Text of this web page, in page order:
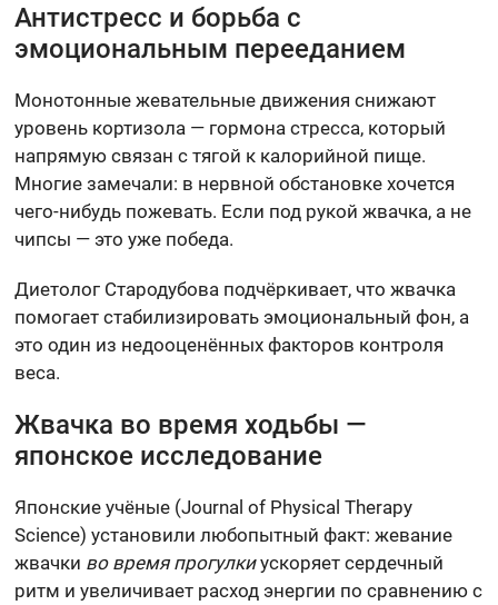
Антистресс и борьба с
эмоциональным перееданием
Монотонные жевательные движения снижают
уровень кортизола — гормона стресса, который
напрямую связан с тягой к калорийной пище.
Многие замечали: в нервной обстановке хочется
чего-нибудь пожевать. Если под рукой жвачка, а не
чипсы — это уже победа.
Диетолог Стародубова подчёркивает, что жвачка
помогает стабилизировать эмоциональный фон, а
это один из недооценённых факторов контроля
веса.
Жвачка во время ходьбы —
японское исследование
Японские учёные (Journal of Physical Therapy
Science) установили любопытный факт: жевание
жвачки во время прогулкиускоряет сердечный
ритм и увеличивает расход энергии по сравнению с